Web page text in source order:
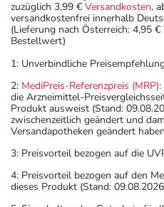
Zwölffingerdarmgeschwüren
Magengeschwür,
Verdauungstrakt, verursacht
Wochen, zur Beseitigung des
Woche. Bei Zollinger-
Vorbeugung gegen ein
Refluxösophagitis oder von
Verdauungstrakt, verursacht
Dauer der Anwendung
Überdosierung?
Wird das Arzneimittel wie
zuzüglich 3,99 € Versandkosten,
versandkostenfrei innerhalb
(Lieferung nach Österreich: 4,95
Bestellwert)
1: Unverbindliche
2: MediPreis-Referenzpreis (MRP)
die Arzneimittel-
Produkt ausweist (Stand:
zwischenzeitlich geändert und
Versandapotheken geändert
3: Preisvorteil bezogen auf die
4: Preisvorteil bezogen auf den
dieses Produkt (Stand: